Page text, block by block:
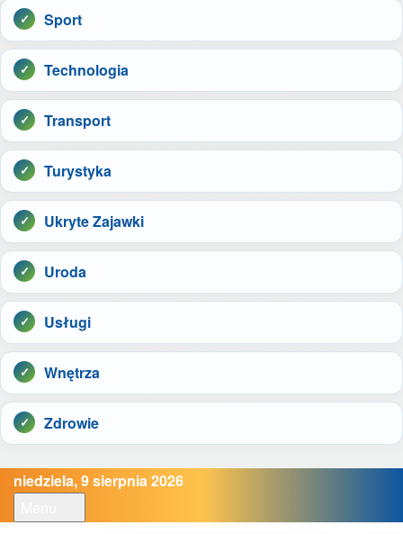
Sport
Technologia
Transport
Turystyka
Ukryte Zajawki
Uroda
Usługi
Wnętrza
Zdrowie
niedziela, 9 sierpnia 2026